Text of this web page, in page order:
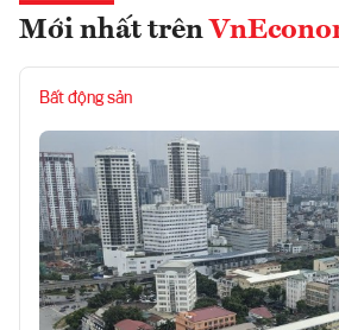
Mới nhất trên
Bất động sản